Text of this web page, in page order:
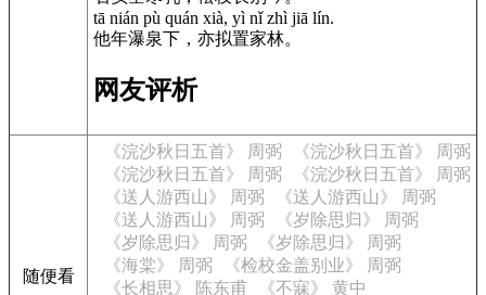
tā nián pù quán xià, yì nǐ zhì jiā lín.
他年瀑泉下，亦拟置家林。
网友评析
随便看
《浣沙秋日五首》 周弼
《浣沙秋日五首》 周弼
《浣沙秋日五首》 周弼
《浣沙秋日五首》 周弼
《送人游西山》 周弼
《送人游西山》 周弼
《送人游西山》 周弼
《岁除思归》 周弼
《岁除思归》 周弼
《岁除思归》 周弼
《海棠》 周弼
《检校金盖别业》 周弼
《长相思》 陈东甫
《不寐》 黄中